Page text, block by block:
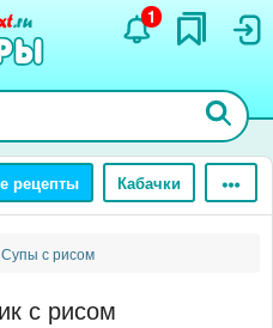
1
рецепты Кабачки
Супы с рисом
с рисом